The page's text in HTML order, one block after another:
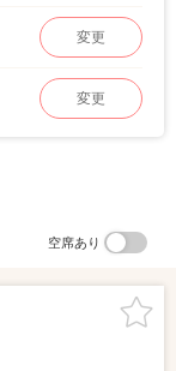
変更
変更
空席あり